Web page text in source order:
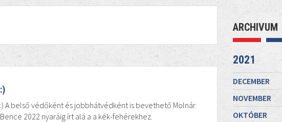
:)
:) A belső védőként és jobbhátvédként is bevethető Molnár
Bence 2022 nyaráig írt alá a a kék-fehérekhez.
ARCHIVUM
2021
DECEMBER
NOVEMBER
OKTÓBER